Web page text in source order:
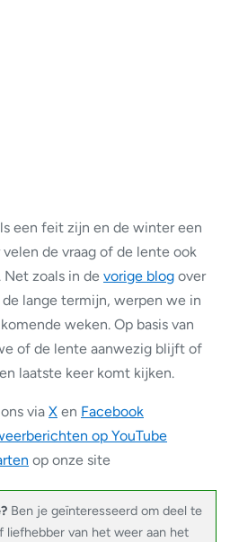
een feit zijn en de winter een
de vraag of de lente ook
zoals in de vorige blog over
lange termijn, werpen we in
weken. Op basis van
of de lente aanwezig blijft of
laatste keer komt kijken.
via X en Facebook
op YouTube
op onze site
Ben je geïnteresseerd om deel te
liefhebber van het weer aan het